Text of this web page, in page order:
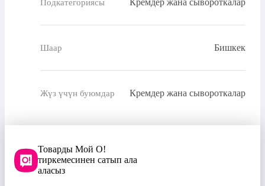
Подкатегориясы Кремдер жана сывороткалар
Шаар Бишкек
Жүз үчүн буюмдар Кремдер жана сывороткалар
Товарды Мой О!
тиркемесинен сатып ала
аласыз